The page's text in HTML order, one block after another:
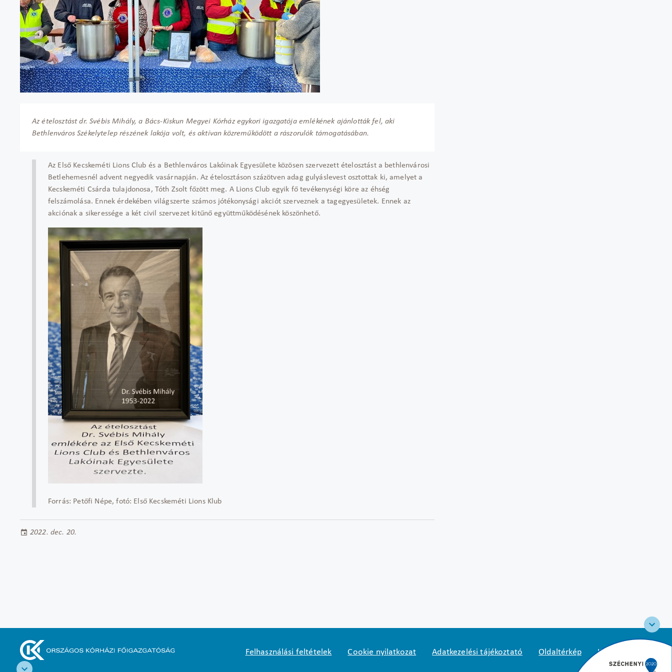
Az ételosztást dr. Svébis Mihály, a Bács-Kiskun Megyei Kórház egykori igazgatója emlékének ajánlották fel, aki
Bethlenváros Székelytelep részének lakója volt, és aktívan közreműködött a rászorulók támogatásában.
Az Első Kecskeméti Lions Club és a Bethlenváros Lakóinak Egyesülete közösen szervezett ételosztást a bethlenvárosi
Betlehemesnél advent negyedik vasárnapján. Az ételosztáson százötven adag gulyáslevest osztottak ki, amelyet a
Kecskeméti Csárda tulajdonosa, Tóth Zsolt főzött meg. A Lions Club egyik fő tevékenységi köre az éhség
felszámolása. Ennek érdekében világszerte számos jótékonysági akciót szerveznek a tagegyesületek. Ennek az
akciónak a sikeressége a két civil szervezet kitűnő együttműködésének köszönhető.
Forrás: Petőfi Népe, fotó: Első Kecskeméti Lions Klub
2022. dec. 20.
Felhasználási feltételek Cookie nyilatkozat Adatkezelési tájékoztató Oldaltérkép Közadatkereső